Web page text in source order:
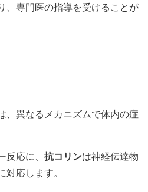
、専門医の指導を受けることが
、異なるメカニズムで体内の症
反応に、 抗コリンは神経伝達物
応します。